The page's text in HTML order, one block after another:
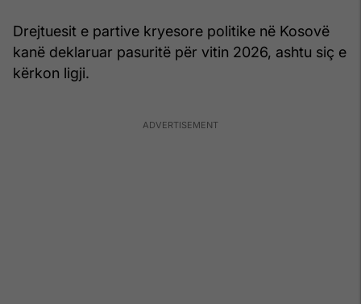
Drejtuesit e partive kryesore politike në Kosovë
kanë deklaruar pasuritë për vitin 2026, ashtu siç e
kërkon ligji.